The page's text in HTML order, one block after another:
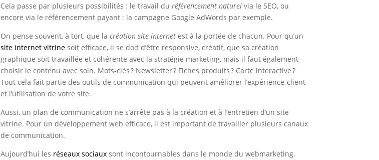
Cela passe par plusieurs possibilités : le travail duréférencement naturel via le SEO, ou
encore via le référencement payant : la campagne Google AdWords par exemple.
On pense souvent, à tort, que lacréation site internet est à la portée de chacun. Pour qu’un
site internet vitrine soit efficace, il se doit d’être responsive, créatif, que sa création
graphique soit travaillée et cohérente avec la stratégie marketing, mais il faut également
choisir le contenu avec soin. Mots-clés ? Newsletter ? Fiches produits ? Carte interactive ?
Tout cela fait partie des outils de communication qui peuvent améliorer l’expérience-client
et l’utilisation de votre site.
Aussi, un plan de communication ne s’arrête pas à la création et à l’entretien d’un site
vitrine. Pour un développement web efficace, il est important de travailler plusieurs canaux
de communication.
Aujourd’hui les réseaux sociaux sont incontournables dans le monde du webmarketing.